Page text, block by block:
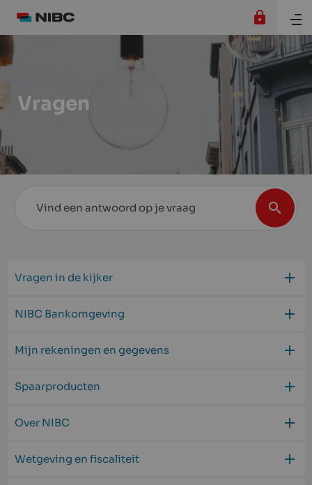
Vragen
Vragen in de kijker
NIBC Bankomgeving
Mijn rekeningen en gegevens
Spaarproducten
Over NIBC
Wetgeving en fiscaliteit